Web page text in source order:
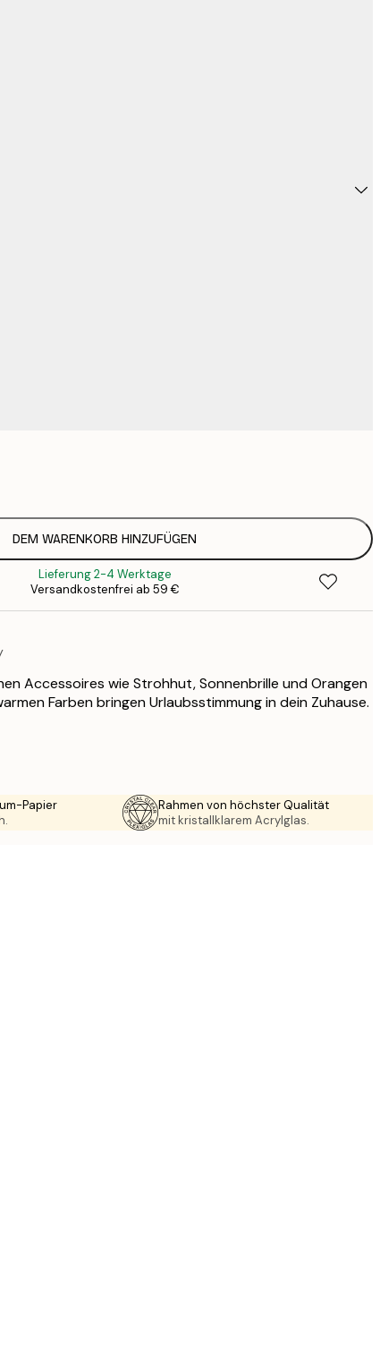
DEM WARENKORB HINZUFÜGEN
Lieferung 2-4 Werktage
Versandkostenfrei ab 59 €
Accessoires wie Strohhut, Sonnenbrille und Orangen
Farben bringen Urlaubsstimmung in dein Zuhause.
Papier
Rahmen von höchster Qualität
mit kristallklarem Acrylglas.